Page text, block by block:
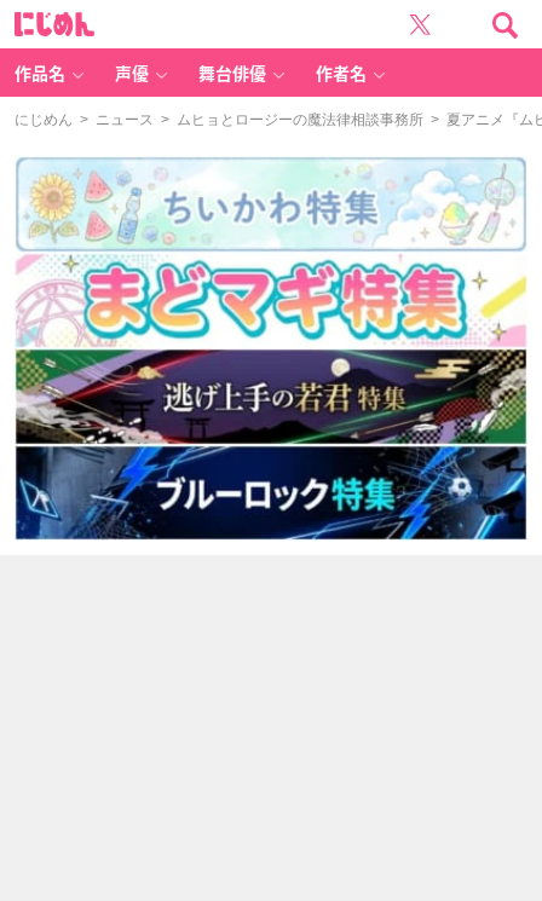
作品名 声優 舞台俳優 作者名
にじめん > ニュース > ムヒョとロージーの魔法律相談事務所 > 夏アニメ『ム